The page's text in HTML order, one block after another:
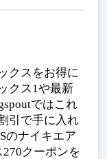
クスをお得に
クス1や最新
ではこれ
引で手に入れ
のナイキエア
クーポンを